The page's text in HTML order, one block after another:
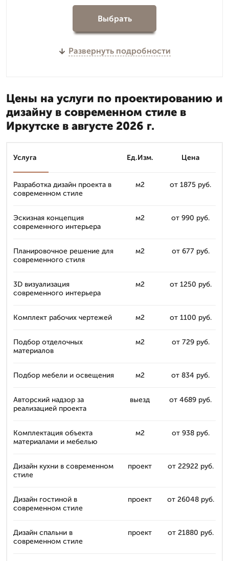
Выбрать
Развернуть подробности
Цены на услуги по проектированию и
дизайну в современном стиле в
Иркутске в августе 2026 г.
Услуга Ед.Изм. Цена
Разработка дизайн проекта в
современном стиле
м2 от 1875 руб.
Эскизная концепция
современного интерьера
м2 от 990 руб.
Планировочное решение для
современного стиля
м2 от 677 руб.
3D визуализация
современного интерьера
м2 от 1250 руб.
Комплект рабочих чертежей м2 от 1100 руб.
Подбор отделочных
материалов
м2 от 729 руб.
Подбор мебели и освещения м2 от 834 руб.
Авторский надзор за
реализацией проекта
выезд от 4689 руб.
Комплектация объекта
материалами и мебелью
м2 от 938 руб.
Дизайн кухни в современном
стиле
проект от 22922 руб.
Дизайн гостиной в
современном стиле
проект от 26048 руб.
Дизайн спальни в
современном стиле
проект от 21880 руб.